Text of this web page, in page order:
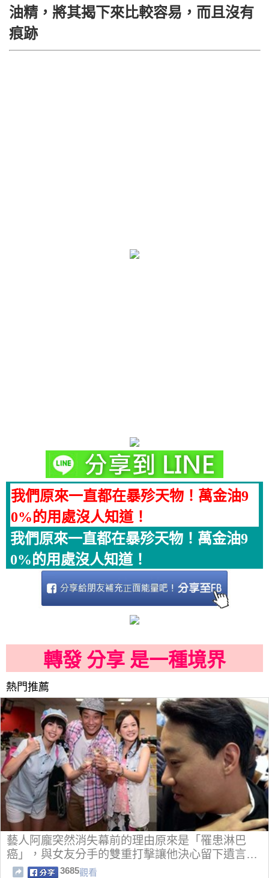
油精，將其揭下來比較容易，而且沒有
痕跡
我們原來一直都在暴殄天物！萬金油9
0%的用處沒人知道！
我們原來一直都在暴殄天物！萬金油9
0%的用處沒人知道！
轉發 分享 是一種境界
熱門推薦
藝人阿龐突然消失幕前的理由原來是「罹患淋巴
癌」，與女友分手的雙重打擊讓他決心留下遺言…
3685觀看